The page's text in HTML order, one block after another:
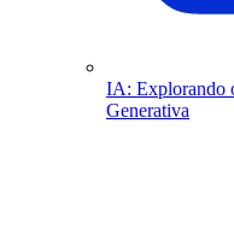
IA: Explorando
Generativa